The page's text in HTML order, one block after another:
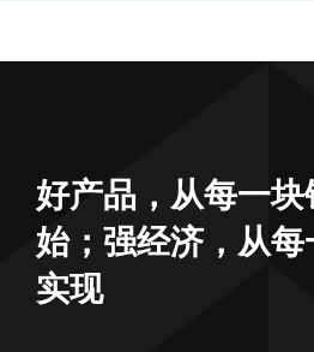
好产品，从每一
始；强经济，从
实现